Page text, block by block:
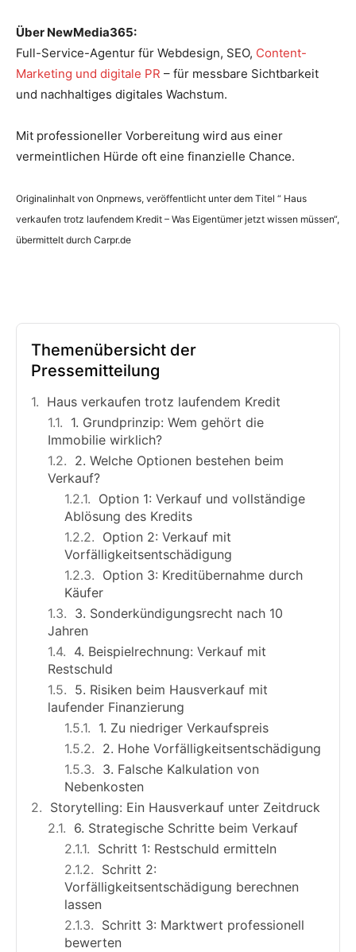
Über NewMedia365:
Full-Service-Agentur für Webdesign, SEO, Content-
Marketing und digitale PR – für messbare Sichtbarkeit
und nachhaltiges digitales Wachstum.
Mit professioneller Vorbereitung wird aus einer
vermeintlichen Hürde oft eine finanzielle Chance.
Originalinhalt von Onprnews, veröffentlicht unter dem Titel “ Haus
verkaufen trotz laufendem Kredit – Was Eigentümer jetzt wissen müssen“,
übermittelt durch Carpr.de
Themenübersicht der
Pressemitteilung
Haus verkaufen trotz laufendem Kredit
1. Grundprinzip: Wem gehört die
Immobilie wirklich?
2. Welche Optionen bestehen beim
Verkauf?
Option 1: Verkauf und vollständige
Ablösung des Kredits
Option 2: Verkauf mit
Vorfälligkeitsentschädigung
Option 3: Kreditübernahme durch
Käufer
3. Sonderkündigungsrecht nach 10
Jahren
4. Beispielrechnung: Verkauf mit
Restschuld
5. Risiken beim Hausverkauf mit
laufender Finanzierung
1. Zu niedriger Verkaufspreis
2. Hohe Vorfälligkeitsentschädigung
3. Falsche Kalkulation von
Nebenkosten
Storytelling: Ein Hausverkauf unter Zeitdruck
6. Strategische Schritte beim Verkauf
Schritt 1: Restschuld ermitteln
Schritt 2:
Vorfälligkeitsentschädigung berechnen
lassen
Schritt 3: Marktwert professionell
bewerten